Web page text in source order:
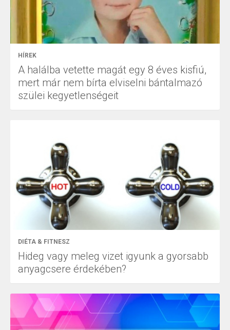
HÍREK
A halálba vetette magát egy 8 éves kisfiú,
mert már nem bírta elviselni bántalmazó
szülei kegyetlenségeit
DIÉTA & FITNESZ
Hideg vagy meleg vizet igyunk a gyorsabb
anyagcsere érdekében?